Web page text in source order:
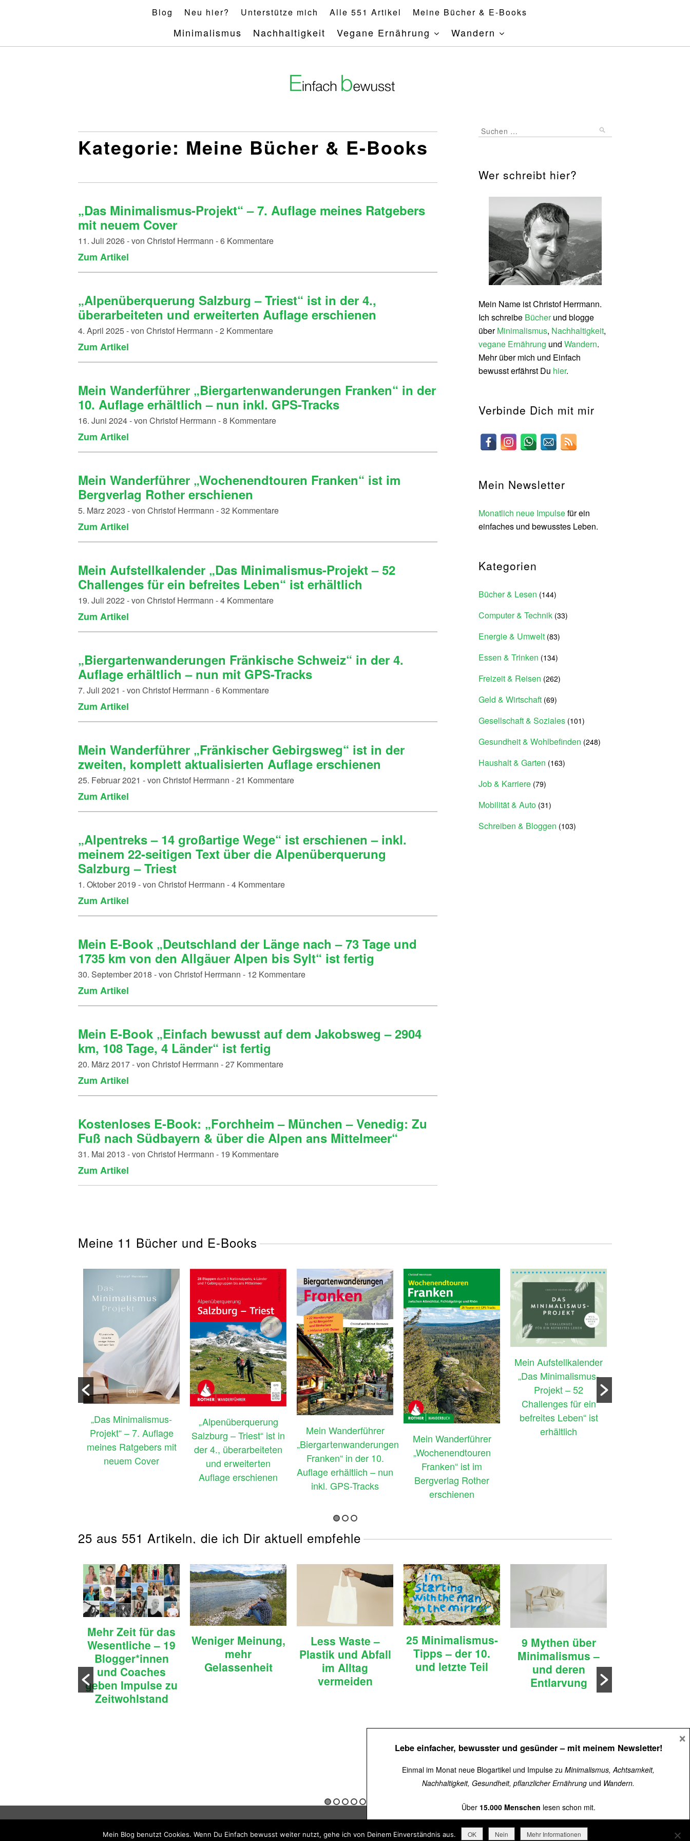
Blog Neu hier? Unterstütze mich Alle 551 Artikel Meine Bücher & E-Books
Minimalismus Nachhaltigkeit Vegane Ernährung Wandern
Kategorie: Meine Bücher & E-Books
„Das Minimalismus-Projekt“ – 7. Auflage meines Ratgebers
mit neuem Cover
11. Juli 2026 - von Christof Herrmann - 6 Kommentare
Zum Artikel
„Alpenüberquerung Salzburg – Triest“ ist in der 4.,
überarbeiteten und erweiterten Auflage erschienen
4. April 2025 - von Christof Herrmann - 2 Kommentare
Zum Artikel
Mein Wanderführer „Biergartenwanderungen Franken“ in der
10. Auflage erhältlich – nun inkl. GPS-Tracks
16. Juni 2024 - von Christof Herrmann - 8 Kommentare
Zum Artikel
Mein Wanderführer „Wochenendtouren Franken“ ist im
Bergverlag Rother erschienen
5. März 2023 - von Christof Herrmann - 32 Kommentare
Zum Artikel
Mein Aufstellkalender „Das Minimalismus-Projekt – 52
Challenges für ein befreites Leben“ ist erhältlich
19. Juli 2022 - von Christof Herrmann - 4 Kommentare
Zum Artikel
„Biergartenwanderungen Fränkische Schweiz“ in der 4.
Auflage erhältlich – nun mit GPS-Tracks
7. Juli 2021 - von Christof Herrmann - 6 Kommentare
Zum Artikel
Mein Wanderführer „Fränkischer Gebirgsweg“ ist in der
zweiten, komplett aktualisierten Auflage erschienen
25. Februar 2021 - von Christof Herrmann - 21 Kommentare
Zum Artikel
„Alpentreks – 14 großartige Wege“ ist erschienen – inkl.
meinem 22-seitigen Text über die Alpenüberquerung
Salzburg – Triest
1. Oktober 2019 - von Christof Herrmann - 4 Kommentare
Zum Artikel
Mein E-Book „Deutschland der Länge nach – 73 Tage und
1735 km von den Allgäuer Alpen bis Sylt“ ist fertig
30. September 2018 - von Christof Herrmann - 12 Kommentare
Zum Artikel
Mein E-Book „Einfach bewusst auf dem Jakobsweg – 2904
km, 108 Tage, 4 Länder“ ist fertig
20. März 2017 - von Christof Herrmann - 27 Kommentare
Zum Artikel
Kostenloses E-Book: „Forchheim – München – Venedig: Zu
Fuß nach Südbayern & über die Alpen ans Mittelmeer“
31. Mai 2013 - von Christof Herrmann - 19 Kommentare
Zum Artikel
Wer schreibt hier?
Mein Name ist Christof Herrmann.
Ich schreibe Bücherund blogge
überMinimalismus, Nachhaltigkeit,
vegane Ernährung und Wandern.
Mehr über mich und Einfach
bewusst erfährst Du hier.
Verbinde Dich mit mir
Mein Newsletter
Monatlich neue Impulsefür ein
einfaches und bewusstes Leben.
Kategorien
Bücher & Lesen (144)
Computer & Technik (33)
Energie & Umwelt (83)
Essen & Trinken (134)
Freizeit & Reisen (262)
Geld & Wirtschaft (69)
Gesellschaft & Soziales (101)
Gesundheit & Wohlbefinden (248)
Haushalt & Garten (163)
Job & Karriere (79)
Mobilität & Auto (31)
Schreiben & Bloggen (103)
Meine 11 Bücher und E-Books
„Das Minimalismus-
Projekt“ – 7. Auflage
meines Ratgebers mit
neuem Cover
„Alpenüberquerung
Salzburg – Triest“ ist in
der 4., überarbeiteten
und erweiterten
Auflage erschienen
Mein Wanderführer
„Biergartenwanderungen
Franken“ in der 10.
Auflage erhältlich – nun
inkl. GPS-Tracks
Mein Wanderführer
„Wochenendtouren
Franken“ ist im
Bergverlag Rother
erschienen
Mein Aufstellkalender
„Das Minimalismus-
Projekt – 52
Challenges für ein
befreites Leben“ ist
erhältlich
25 aus 551 Artikeln, die ich Dir aktuell empfehle
Mehr Zeit für das
Wesentliche – 19
Blogger*innen
und Coaches
geben Impulse zu
Zeitwohlstand
Weniger Meinung,
mehr
Gelassenheit
Less Waste –
Plastik und Abfall
im Alltag
vermeiden
25 Minimalismus-
Tipps – der 10.
und letzte Teil
9 Mythen über
Minimalismus –
und deren
Entlarvung
Mein Blog benutzt Cookies. Wenn Du Einfach bewusst weiter nutzt, gehe ich von Deinem Einverständnis aus. OK Nein Mehr Informationen
Lebe einfacher, bewusster und gesünder– mit meinem Newsletter!
Einmal im Monat neue Blogartikel und Impulse zu Minimalismus, Achtsamkeit,
Nachhaltigkeit, Gesundheit, pflanzlicher Ernährung und Wandern.
Über 15.000 Menschen lesen schon mit.
➜Jetzt kostenlos abonnieren
×